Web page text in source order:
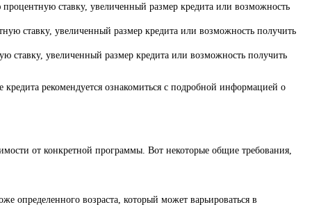
ставку, увеличенный размер кредита или возможность
ставку, увеличенный размер кредита или возможность получить
ставку, увеличенный размер кредита или возможность получить
рекомендуется ознакомиться с подробной информацией о
от конкретной программы. Вот некоторые общие требования,
определенного возраста, который может варьироваться в